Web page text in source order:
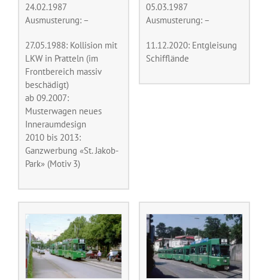
24.02.1987
Ausmusterung: –
27.05.1988: Kollision mit
LKW in Pratteln (im
Frontbereich massiv
beschädigt)
ab 09.2007:
Musterwagen neues
Inneraumdesign
2010 bis 2013:
Ganzwerbung «St. Jakob-
Park» (Motiv 3)
05.03.1987
Ausmusterung: –
11.12.2020: Entgleisung
Schifflände